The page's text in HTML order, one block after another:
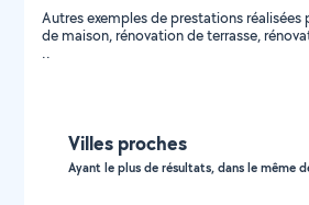
Autres exemples de prestations
de maison, rénovation de terrasse,
..
Villes proches
Ayant le plus de résultats, dans le même